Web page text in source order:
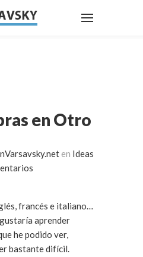
en Otro
en Ideas
francés e italiano…
he podido ver,
bastante difícil.